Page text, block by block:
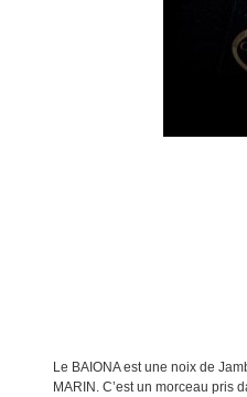
Le BAIONA est une noix de
MARIN. C’est un morceau pris